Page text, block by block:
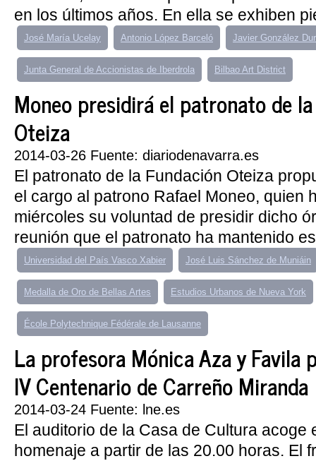
en los últimos años. En ella se exhiben
José María Ucelay Antonio López Barceló Javier González
Junta General de Accionistas de Iberdrola Bilbao Art District
Moneo presidirá el patronato de
Oteiza
2014-03-26 Fuente: diariodenavarra.es
El patronato de la Fundación Oteiza
el cargo al patrono Rafael Moneo, quien
miércoles su voluntad de presidir dicho
reunión que el patronato ha mantenido
Universidad del País Vasco Xabier José Luis Sánchez de Muniáin
Medalla de Oro de Bellas Artes Estudios Urbanos de Nueva York
École Polytechnique Fédérale de Lausanne
La profesora Mónica Aza y Favila
IV Centenario de Carreño Miranda
2014-03-24 Fuente: lne.es
El auditorio de la Casa de Cultura acoge
homenaje a partir de las 20.00 horas. El